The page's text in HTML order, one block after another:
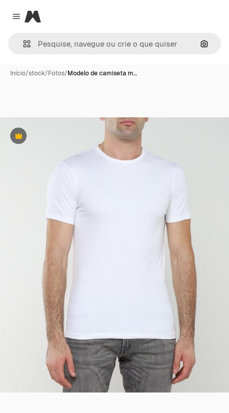
Close menu
Magnific
Início/stock/Fotos/Modelo de camiseta m…
Premium